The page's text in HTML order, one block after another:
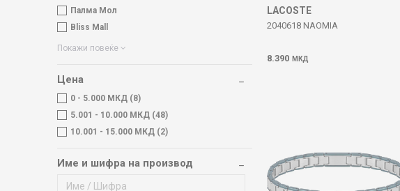
Палма Мол
Bliss Mall
Покажи повеќе
Цена
0 - 5.000 МКД (8)
5.001 - 10.000 МКД (48)
10.001 - 15.000 МКД (2)
Име и шифра на производ
LACOSTE
2040618 NAOMIA
8.390 МКД